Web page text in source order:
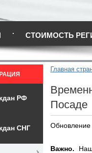
СТОИМОСТЬ
Главная
Посаде
Обновление
Важно. Наш
РФ
СНГ